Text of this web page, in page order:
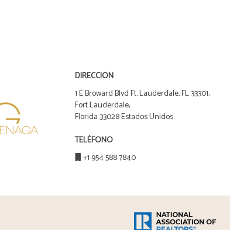
DIRECCIÓN
1 E Broward Blvd Ft. Lauderdale, FL 33301,
Fort Lauderdale,
Florida 33028 Estados Unidos
TELÉFONO
+1 954 588 7840